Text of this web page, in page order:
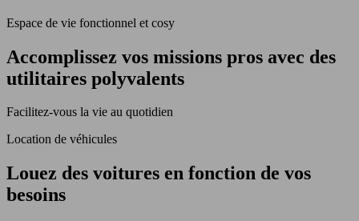
Espace de vie fonctionnel et cosy
Accomplissez vos missions pros avec des
utilitaires polyvalents
Facilitez-vous la vie au quotidien
Location de véhicules
Louez des voitures en fonction de vos
besoins